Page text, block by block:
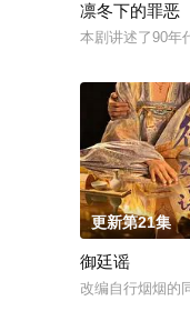
凛冬下的罪恶
本剧讲述了90年
更新第21集
御廷谣
改编自行烟烟的